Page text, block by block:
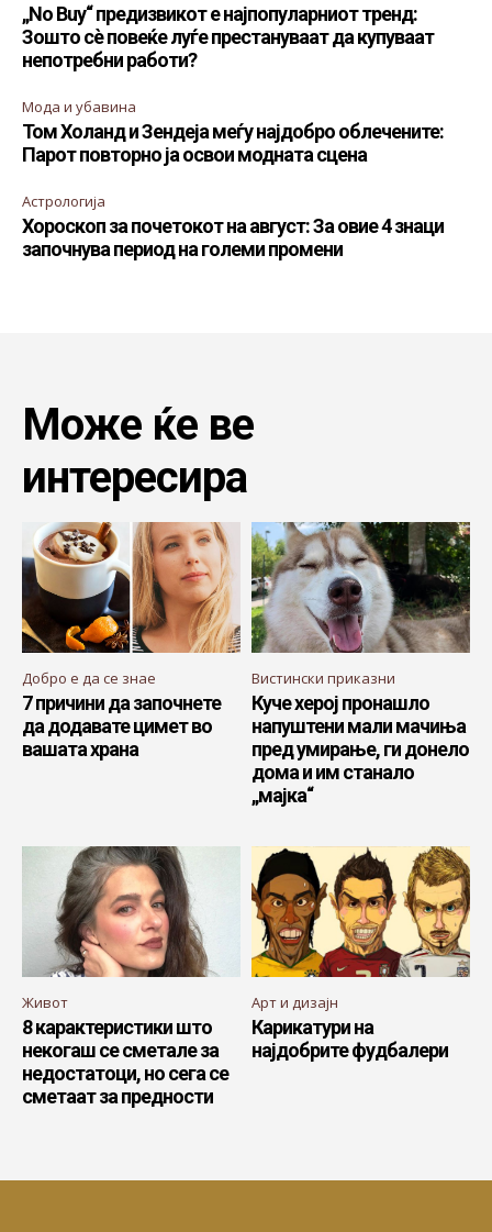
„No Buy“ предизвикот е најпопуларниот тренд:
Зошто сè повеќе луѓе престануваат да купуваат
непотребни работи?
Мода и убавина
Том Холанд и Зендеја меѓу најдобро облечените:
Парот повторно ја освои модната сцена
Астрологија
Хороскоп за почетокот на август: За овие 4 знаци
започнува период на големи промени
Може ќе ве
интересира
Добро е да се знае
7 причини да започнете
да додавате цимет во
вашата храна
Вистински приказни
Куче херој пронашло
напуштени мали мачиња
пред умирање, ги донело
дома и им станало
„мајка“
Живот
8 карактеристики што
некогаш се сметале за
недостатоци, но сега се
сметаат за предности
Арт и дизајн
Карикатури на
најдобрите фудбалери